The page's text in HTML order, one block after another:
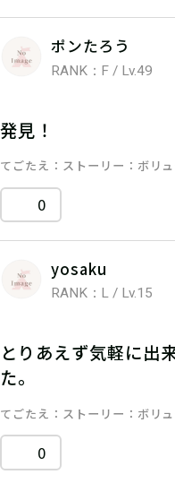
ポンたろう
RANK：F / Lv.49
発見！
てごたえ ストーリー ボリ
0
yosaku
RANK：L / Lv.15
とりあえず気軽に出
た。
てごたえ ストーリー ボリ
0